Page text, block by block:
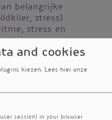
belangrijke
stress)
stress en
PMS,
met voeding,
and cookies
kiezen. Lees hier onze
session) in your browser